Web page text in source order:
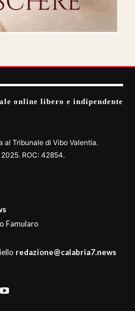
online libero e indipendente
Tribunale di Vibo Valentia.
ROC: 42854.
Famularo
redazione@calabria7.news